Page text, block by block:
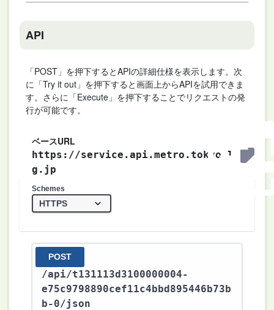
API
「POST」を押下するとAPIの詳細仕様を表示します。次
に「Try it out」を押下すると画面上からAPIを試用できま
す。さらに「Execute」を押下することでリクエストの発
行が可能です。
ベースURL
https://service.api.metro.tokyo.l
g.jp
Schemes
POST
/api/t131113d3100000004-
e75c9798890cef11c4bbd895446b73b
b-0/json